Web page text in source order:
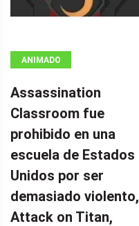
ANIMADO
Assassination
Classroom fue
prohibido en una
escuela de Estados
Unidos por ser
demasiado violento,
Attack on Titan,